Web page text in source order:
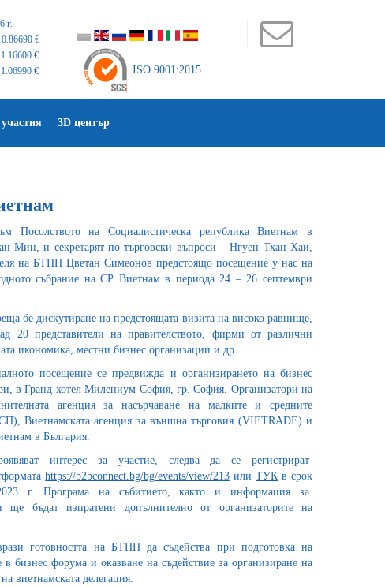
г.
0.86690 €
1.16600 €
1.06990 € ISO 9001:2015
3D център
Посолството на Социалистическа република Виетнам в
Мин, и секретарят по търговски въпроси – Нгуен Тхан Хаи,
на БТПП Цветан Симеонов предстоящо посещение у нас на
събрание на СР Виетнам в периода 24 – 26 септември
бе дискутиране на предстоящата визита на високо равнище,
20 представители на правителството, фирми от различни
икономика, местни бизнес организации и др.
посещение се предвижда и организирането на бизнес
в Гранд хотел Милениум София, гр. София. Организатори на
агенция за насърчаване на малките и средните
Виетнамската агенция за външна търговия (VIETRADE) и
в България.
интерес за участие, следва да се регистрират
https://b2bconnect.bg/bg/events/view/213 илиТУКв срок
г. Програма на събитието, както и информация за
ще бъдат изпратени допълнително от организаторите на
готовността на БТПП да съдейства при подготовка на
в бизнес форума и оказване на съдействие за организиране на
виетнамската делегация.